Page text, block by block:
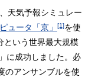
天気予報シミュレー
ュータ「京」 [1]を使
という世界最大規模
」に成功しました。必
のアンサンブルを使